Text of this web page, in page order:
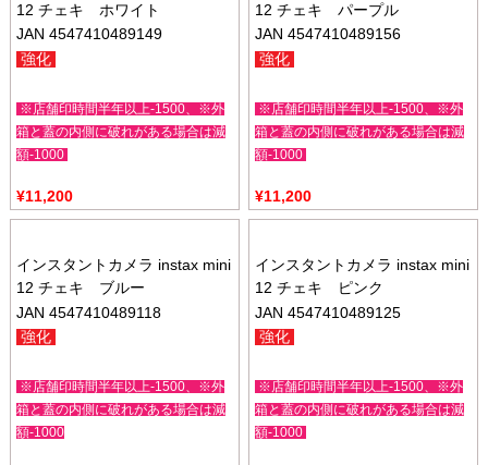
12 チェキ ホワイト
JAN 4547410489149
強化
※店舗印時間半年以上-1500、※外
箱と蓋の内側に破れがある場合は減
額-1000
¥11,200
12 チェキ パープル
JAN 4547410489156
強化
※店舗印時間半年以上-1500、※外
箱と蓋の内側に破れがある場合は減
額-1000
¥11,200
インスタントカメラ instax mini
12 チェキ ブルー
JAN 4547410489118
強化
※店舗印時間半年以上-1500、※外
箱と蓋の内側に破れがある場合は減
額-1000
インスタントカメラ instax mini
12 チェキ ピンク
JAN 4547410489125
強化
※店舗印時間半年以上-1500、※外
箱と蓋の内側に破れがある場合は減
額-1000